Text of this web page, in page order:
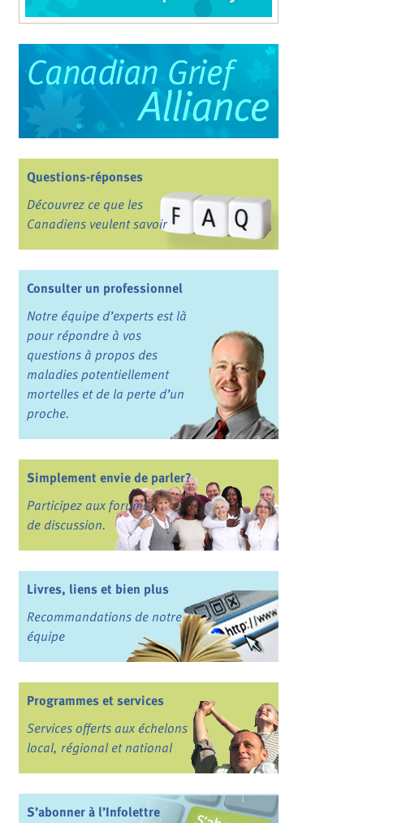
Questions-réponses
Découvrez ce que les
Canadiens veulent savoir
Consulter un professionnel
Notre équipe d’experts est là
pour répondre à vos
questions à propos des
maladies potentiellement
mortelles et de la perte d’un
proche.
Simplement envie de parler?
Participez aux forums
de discussion.
Livres, liens et bien plus
Recommandations de notre
équipe
Programmes et services
Services offerts aux échelons
local, régional et national
S’abonner à l’Infolettre